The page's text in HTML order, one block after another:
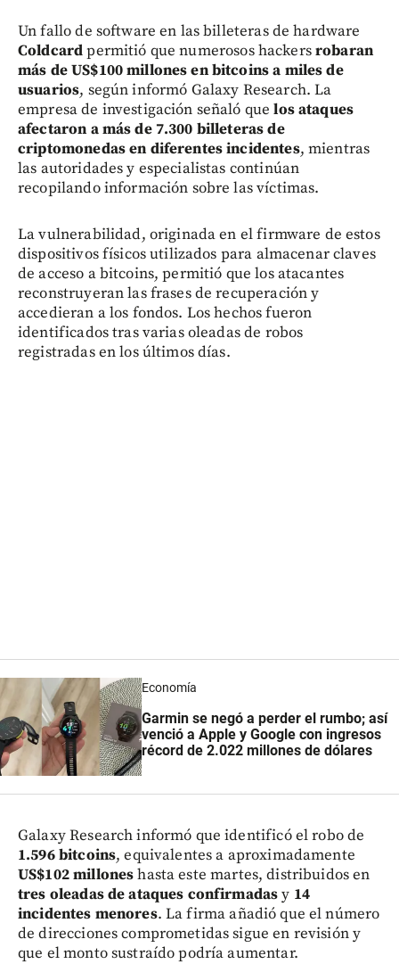
Un fallo de software en las billeteras de hardware
Coldcardpermitió que numerosos hackersrobaran
más de US$100 millones en bitcoins a miles de
usuarios, según informó Galaxy Research. La
empresa de investigación señaló que los ataques
afectaron a más de 7.300 billeteras de
criptomonedas en diferentes incidentes, mientras
las autoridades y especialistas continúan
recopilando información sobre las víctimas.
La vulnerabilidad, originada en el firmware de estos
dispositivos físicos utilizados para almacenar claves
de acceso a bitcoins, permitió que los atacantes
reconstruyeran las frases de recuperación y
accedieran a los fondos. Los hechos fueron
identificados tras varias oleadas de robos
registradas en los últimos días.
Economía
Garmin se negó a perder el rumbo; así
venció a Apple y Google con ingresos
récord de 2.022 millones de dólares
Galaxy Research informó que identificó el robo de
1.596 bitcoins, equivalentes a aproximadamente
US$102 milloneshasta este martes, distribuidos en
tres oleadas de ataques confirmadasy 14
incidentes menores. La firma añadió que el número
de direcciones comprometidas sigue en revisión y
que el monto sustraído podría aumentar.